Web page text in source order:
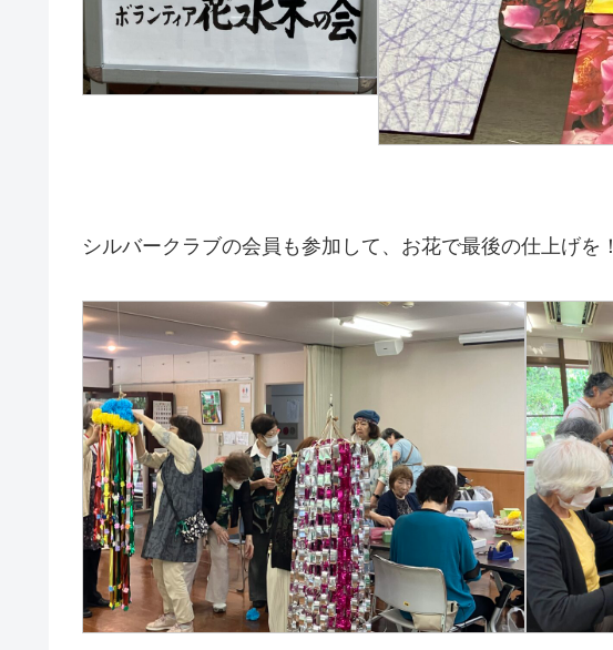
シルバークラブの会員も参加して、お花で最後の仕上げを！